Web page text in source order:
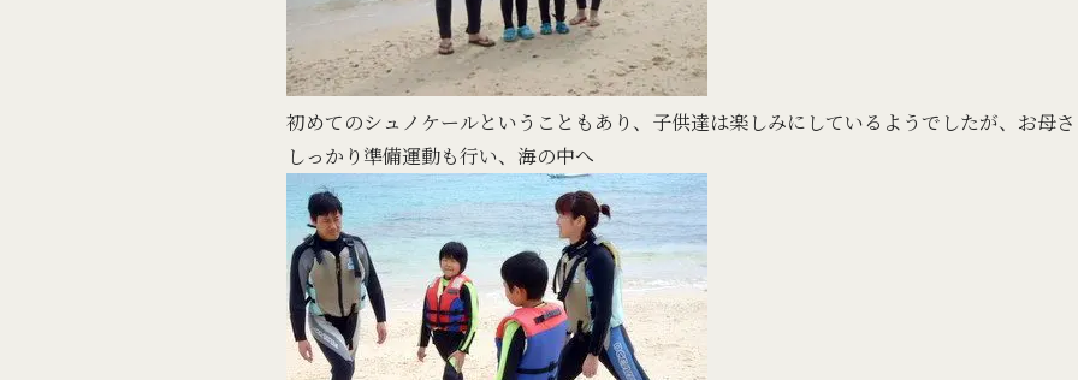
初めてのシュノケールということもあり、子供達は楽しみにしているようでしたが、お母
しっかり準備運動も行い、海の中へ